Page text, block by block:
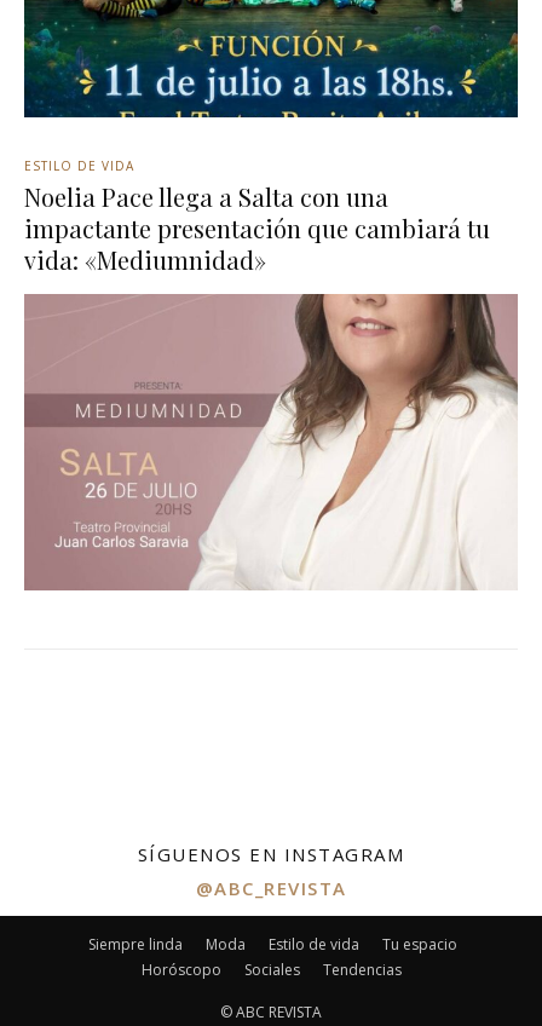
ESTILO DE VIDA
Noelia Pace llega a Salta con una
impactante presentación que cambiará tu
vida: «Mediumnidad»
SÍGUENOS EN INSTAGRAM
@ABC_REVISTA
Siempre linda Moda Estilo de vida
Tu espacio
Horóscopo
Sociales Tendencias
© ABC REVISTA